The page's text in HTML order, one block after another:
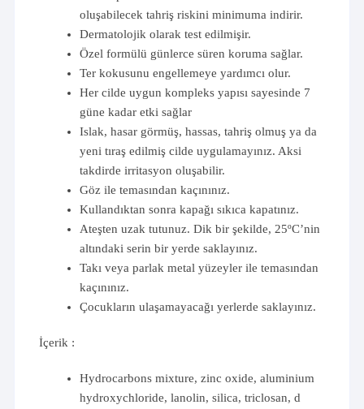
oluşabilecek tahriş riskini minimuma indirir.
Dermatolojik olarak test edilmişir.
Özel formülü günlerce süren koruma sağlar.
Ter kokusunu engellemeye yardımcı olur.
Her cilde uygun kompleks yapısı sayesinde 7
güne kadar etki sağlar
Islak, hasar görmüş, hassas, tahriş olmuş ya da
yeni tıraş edilmiş cilde uygulamayınız. Aksi
takdirde irritasyon oluşabilir.
Göz ile temasından kaçınınız.
Kullandıktan sonra kapağı sıkıca kapatınız.
Ateşten uzak tutunuz. Dik bir şekilde, 25ºC’nin
altındaki serin bir yerde saklayınız.
Takı veya parlak metal yüzeyler ile temasından
kaçınınız.
Çocukların ulaşamayacağı yerlerde saklayınız.
İçerik :
Hydrocarbons mixture, zinc oxide, aluminium
hydroxychloride, lanolin, silica, triclosan, d